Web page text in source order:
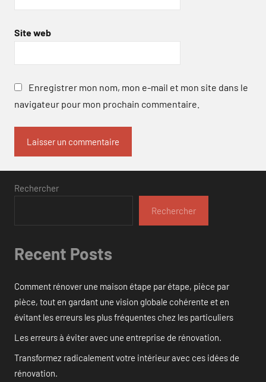
Site web
Enregistrer mon nom, mon e-mail et mon site dans le
navigateur pour mon prochain commentaire.
Rechercher
Rechercher
Recent Posts
Comment rénover une maison étape par étape, pièce par
pièce, tout en gardant une vision globale cohérente et en
évitant les erreurs les plus fréquentes chez les particuliers
Les erreurs à éviter avec une entreprise de rénovation.
Transformez radicalement votre intérieur avec ces idées de
rénovation.